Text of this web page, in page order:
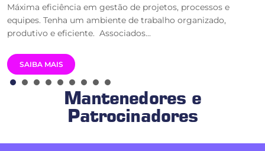
Máxima eficiência em gestão de projetos, processos e
equipes. Tenha um ambiente de trabalho organizado,
produtivo e eficiente. Associados...
SAIBA MAIS
Mantenedores e
Patrocinadores